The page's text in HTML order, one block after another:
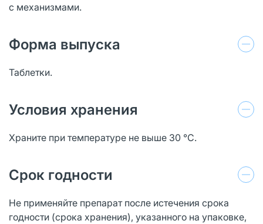
с механизмами.
Форма выпуска
Таблетки.
Условия хранения
Храните при температуре не выше 30 °С.
Срок годности
Не применяйте препарат после истечения срока
годности (срока хранения), указанного на упаковке,